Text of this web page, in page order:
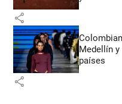
share
Medellín
países
share